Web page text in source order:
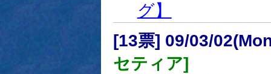
グ】
[13票] 09/03/
セティア]